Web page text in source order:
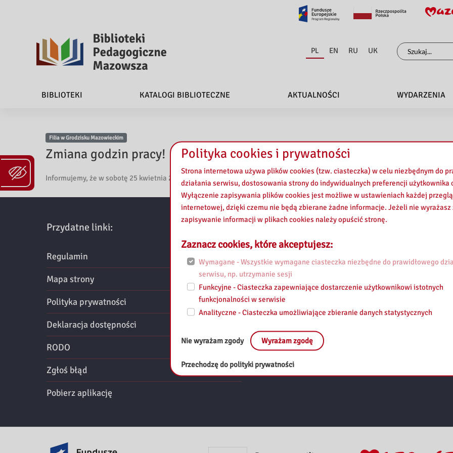
b
i
o
e
a
g
o
i
PL EN RU UK
Szukaj
dla:
BIBLIOTEKI KATALOGI BIBLIOTECZNE AKTUALNOŚCI WYDARZENIA
Filia w Grodzisku Mazowieckim
Zmiana godzin pracy!
Informujemy, że w sobotę 25 kwietnia 2026r. Filia w Grodzisku Maz. BĘDZIE NIECZYNNA. Za utrudnienia przepraszamy.
Przydatne linki:
Regulamin
Mapa strony
Polityka prywatności
Deklaracja dostępności
RODO
Zgłoś błąd
Pobierz aplikację
Polityka cookies i prywatności
Strona internetowa używa plików cookies (tzw. ciasteczka) w celu niezbędnym do
działania serwisu, dostosowania strony do indywidualnych preferencji użytkownika
Wyłączenie zapisywania plików cookies jest możliwe w ustawieniach każdej
internetowej, dzięki czemu nie będą zbierane żadne informacje. Jeżeli nie wyrażasz
zapisywanie informacji w plikach cookies należy opuścić stronę.
Zaznacz cookies, które akceptujesz:
Wymagane - Wszystkie wymagane ciasteczka niezbędne do prawidłowego
serwisu, np. utrzymanie sesji
Funkcyjne - Ciasteczka zapewniające dostarczenie użytkownikowi istotnych
funkcjonalności w serwisie
Analityczne - Ciasteczka umożliwiające zbieranie danych statystycznych
Nie wyrażam zgody Wyrażam zgodę
Przechodzę do polityki prywatności